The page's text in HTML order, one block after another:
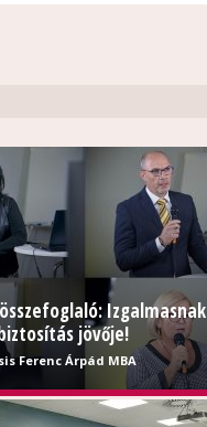
Izgalmasnak
jövője!
Ferenc Árpád MBA